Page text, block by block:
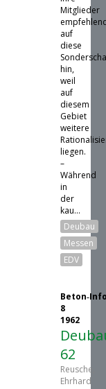
Mitglieder
auf
diese
hin,
weil
auf
diesem
Gebiet
weitere
liegen.
–
Während
in
der
kau...
Deubau
Messen
EDV
8
1962
62
Reusche,
Ehrhard